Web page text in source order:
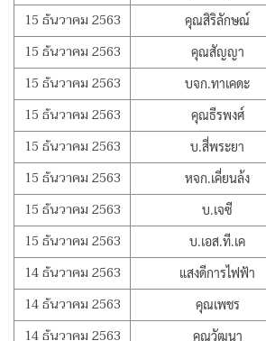
15 ธันวาคม 2563 คุณสิริลักษณ์
15 ธันวาคม 2563 คุณสัญญา
15 ธันวาคม 2563 บจก.ทาเคดะ
15 ธันวาคม 2563 คุณธีรพงศ์
15 ธันวาคม 2563 บ.สี่พระยา
15 ธันวาคม 2563 หจก.เคี่ยนล้ง
15 ธันวาคม 2563 บ.เจซี
15 ธันวาคม 2563 บ.เอส.ที.เค
14 ธันวาคม 2563 แสงดีการไฟฟ้า
14 ธันวาคม 2563 คุณเพชร
14 ธันวาคม 2563 คุุณวัฒนา